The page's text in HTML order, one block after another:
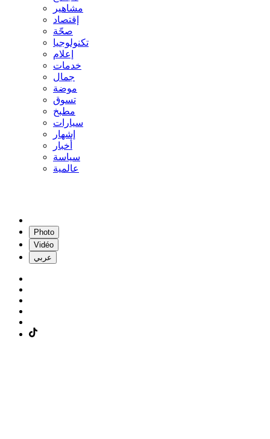
مشاهير
إقتصاد
صحّة
تكنولوجيا
إعلام
خدمات
جمال
موضة
تسوق
مطبخ
سيارات
إشهار
أخبار
سياسة
عالمية
Photo
Vidéo
عربي